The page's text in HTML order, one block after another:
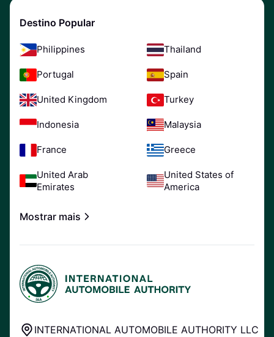
Destino Popular
Philippines Thailand
Portugal Spain
United Kingdom Turkey
Indonesia Malaysia
France Greece
United Arab
Emirates
United States of
America
Mostrar mais
INTERNATIONAL AUTOMOBILE AUTHORITY LLC